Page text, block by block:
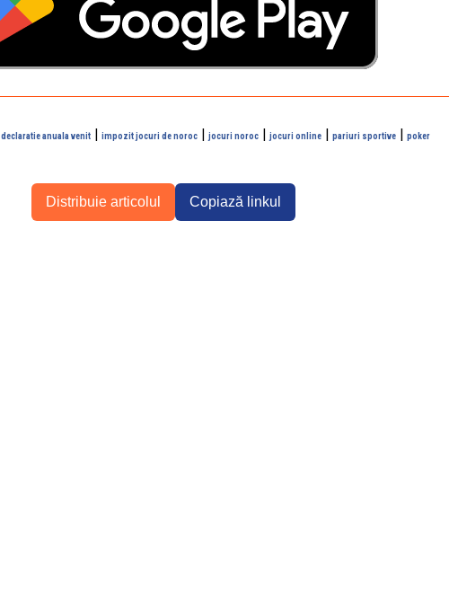
declaratie anuala venit | impozit jocuri de noroc | jocuri noroc | jocuri online | pariuri sportive | poker
Distribuie articolul Copiază linkul